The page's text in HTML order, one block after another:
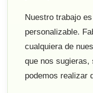
Nuestro trabajo
personalizable.
cualquiera de
que nos sugieras,
podemos realizar